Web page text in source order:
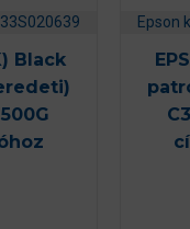
Black
Epson